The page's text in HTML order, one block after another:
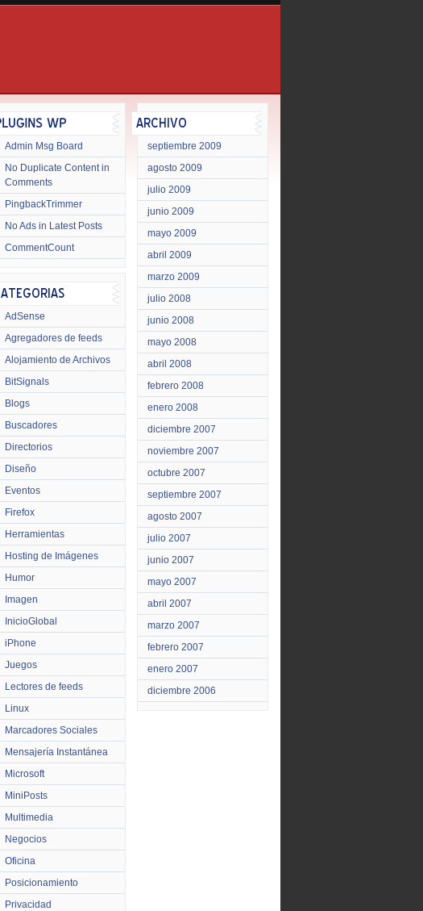
Admin Msg Board
No Duplicate Content in
Comments
PingbackTrimmer
No Ads in Latest Posts
CommentCount
AdSense
Agregadores de feeds
Alojamiento de Archivos
BitSignals
Blogs
Buscadores
Directorios
Diseño
Eventos
Firefox
Herramientas
Hosting de Imágenes
Humor
Imagen
InicioGlobal
iPhone
Juegos
Lectores de feeds
Linux
Marcadores Sociales
Mensajería Instantánea
Microsoft
MiniPosts
Multimedia
Negocios
Oficina
Posicionamiento
Privacidad
septiembre 2009
agosto 2009
julio 2009
junio 2009
mayo 2009
abril 2009
marzo 2009
julio 2008
junio 2008
mayo 2008
abril 2008
febrero 2008
enero 2008
diciembre 2007
noviembre 2007
octubre 2007
septiembre 2007
agosto 2007
julio 2007
junio 2007
mayo 2007
abril 2007
marzo 2007
febrero 2007
enero 2007
diciembre 2006